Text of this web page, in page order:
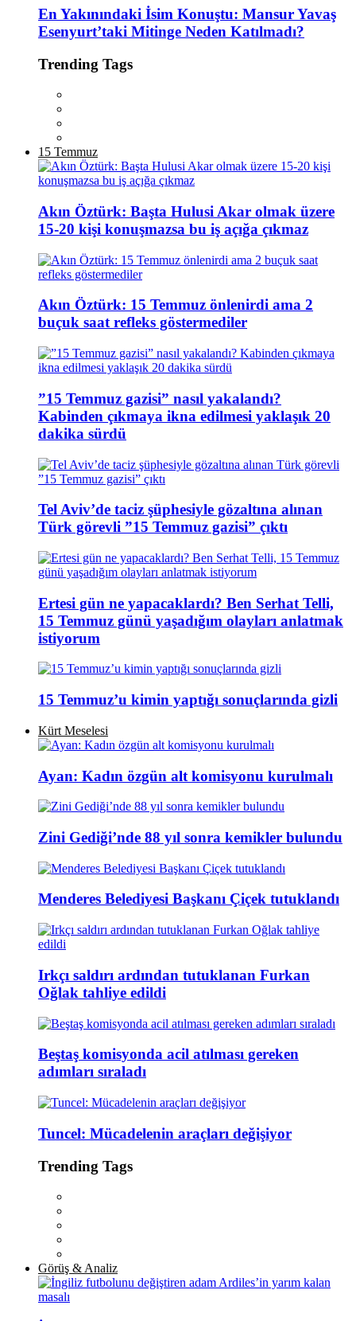
En Yakınındaki İsim Konuştu: Mansur Yavaş
Esenyurt’taki Mitinge Neden Katılmadı?
Trending Tags
15 Temmuz
Akın Öztürk: Başta Hulusi Akar olmak üzere
15-20 kişi konuşmazsa bu iş açığa çıkmaz
Akın Öztürk: 15 Temmuz önlenirdi ama 2
buçuk saat refleks göstermediler
”15 Temmuz gazisi” nasıl yakalandı?
Kabinden çıkmaya ikna edilmesi yaklaşık 20
dakika sürdü
Tel Aviv’de taciz şüphesiyle gözaltına alınan
Türk görevli ”15 Temmuz gazisi” çıktı
Ertesi gün ne yapacaklardı? Ben Serhat Telli,
15 Temmuz günü yaşadığım olayları anlatmak
istiyorum
15 Temmuz’u kimin yaptığı sonuçlarında gizli
Kürt Meselesi
Ayan: Kadın özgün alt komisyonu kurulmalı
Zini Gediği’nde 88 yıl sonra kemikler bulundu
Menderes Belediyesi Başkanı Çiçek tutuklandı
Irkçı saldırı ardından tutuklanan Furkan
Oğlak tahliye edildi
Beştaş komisyonda acil atılması gereken
adımları sıraladı
Tuncel: Mücadelenin araçları değişiyor
Trending Tags
Görüş & Analiz